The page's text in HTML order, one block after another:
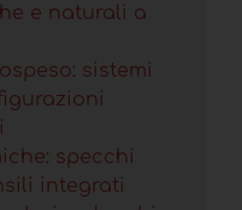
e naturali a
sistemi
specchi
integrati